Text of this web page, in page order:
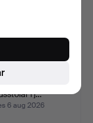
i j…
6 aug 2026